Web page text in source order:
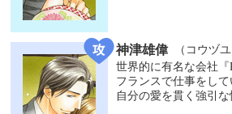
神津雄偉
（コウヅ
世界的に有名な会社
フランスで仕事をして
自分の愛を貫く強引な